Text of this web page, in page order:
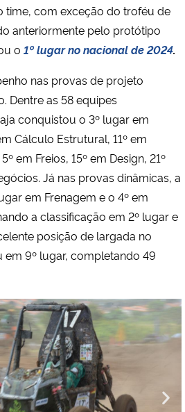
time, com exceção do troféu de
anteriormente pelo protótipo
o 1º lugar no nacional de 2024.
nas provas de projeto
Dentre as 58 equipes
conquistou o 3º lugar em
Cálculo Estrutural, 11º em
em Freios, 15º em Design, 21º
Já nas provas dinâmicas, a
em Frenagem e o 4º em
a classificação em 2º lugar e
posição de largada no
em 9º lugar, completando 49